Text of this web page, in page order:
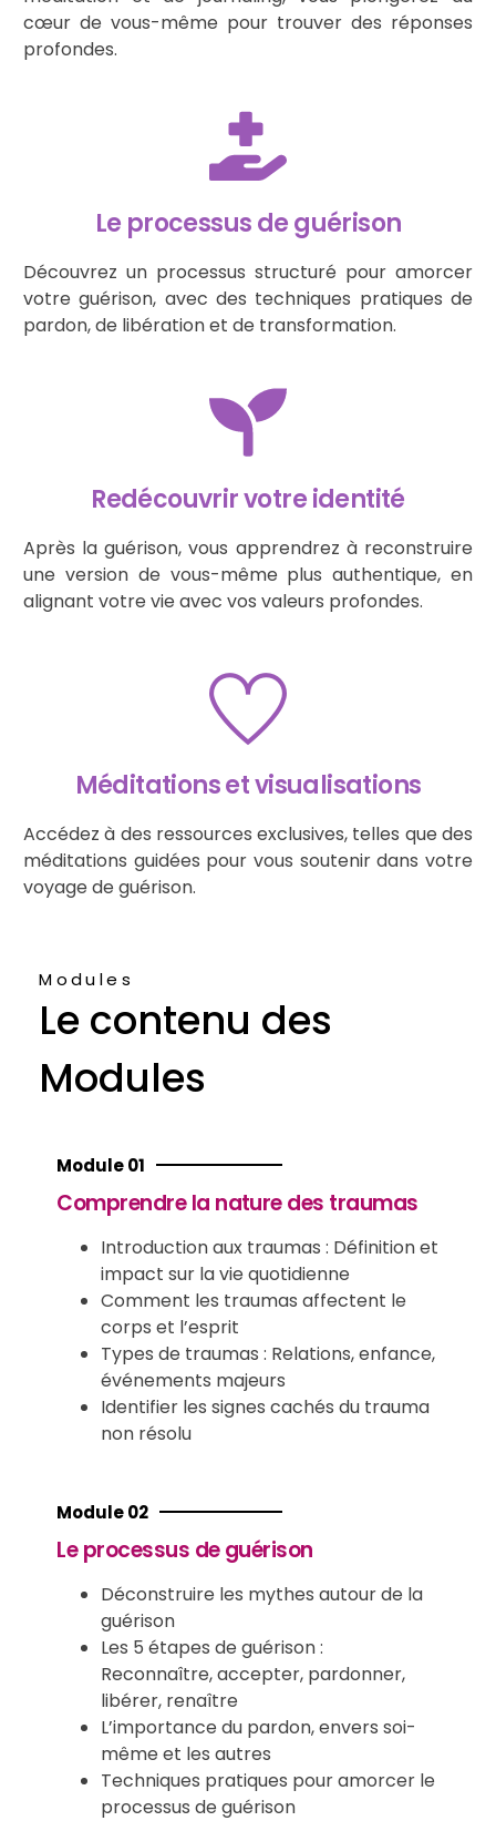
cœur de vous-même pour trouver des réponses
profondes.
Le processus de guérison
Découvrez un processus structuré pour amorcer
votre guérison, avec des techniques pratiques de
pardon, de libération et de transformation.
Redécouvrir votre identité
Après la guérison, vous apprendrez à reconstruire
une version de vous-même plus authentique, en
alignant votre vie avec vos valeurs profondes.
Méditations et visualisations
Accédez à des ressources exclusives, telles que des
méditations guidées pour vous soutenir dans votre
voyage de guérison.
Modules
Le contenu des
Modules
Module 01
Comprendre la nature des traumas
Introduction aux traumas : Définition et
impact sur la vie quotidienne
Comment les traumas affectent le
corps et l’esprit
Types de traumas : Relations, enfance,
événements majeurs
Identifier les signes cachés du trauma
non résolu
Module 02
Le processus de guérison
Déconstruire les mythes autour de la
guérison
Les 5 étapes de guérison :
Reconnaître, accepter, pardonner,
libérer, renaître
L’importance du pardon, envers soi-
même et les autres
Techniques pratiques pour amorcer le
processus de guérison